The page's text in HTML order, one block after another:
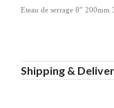
Eteau de serrage 8″ 200mm
Shipping &